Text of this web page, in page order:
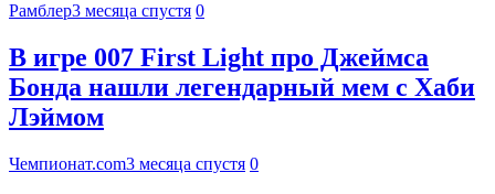
Рамблер3 месяца спустя 0
В игре 007 First Light про Джеймса
Бонда нашли легендарный мем с Хаби
Лэймом
Чемпионат.com3 месяца спустя 0